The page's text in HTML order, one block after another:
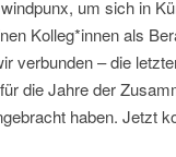
um sich in
Kolleg*innen als
verbunden – die
die Jahre der
haben. Jetzt